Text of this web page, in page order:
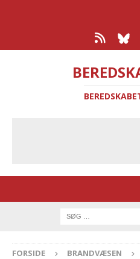
FORSIDE BRANDVÆSEN